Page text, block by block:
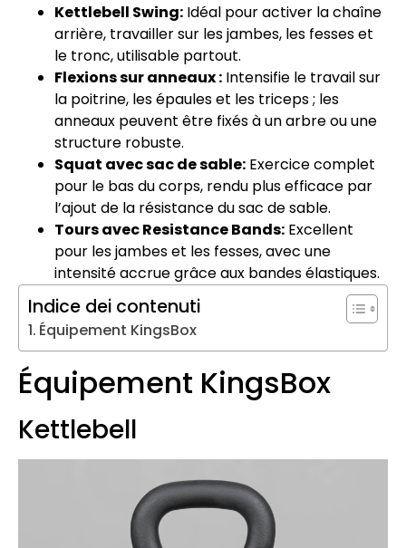
Kettlebell Swing: Idéal pour activer la chaîne
arrière, travailler sur les jambes, les fesses et
le tronc, utilisable partout.
Flexions sur anneaux : Intensifie le travail sur
la poitrine, les épaules et les triceps ; les
anneaux peuvent être fixés à un arbre ou une
structure robuste.
Squat avec sac de sable: Exercice complet
pour le bas du corps, rendu plus efficace par
l’ajout de la résistance du sac de sable.
Tours avec Resistance Bands: Excellent
pour les jambes et les fesses, avec une
intensité accrue grâce aux bandes élastiques.
Indice dei contenuti
Équipement KingsBox
Équipement KingsBox
Kettlebell